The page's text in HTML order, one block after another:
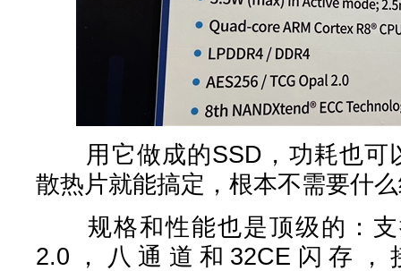
用它做成的SSD，功耗也可
散热片就能搞定，根本不需要什
规格和性能也是顶级的：支
2.0，八通道和32CE闪存，